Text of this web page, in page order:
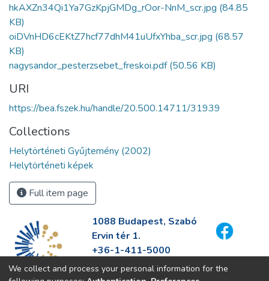
hkAXZn34Qi1Ya7GzKpjGMDg_rOor-NnM_scr.jpg (84.85
KB)
oiDVnHD6cEKtZ7hcf77dhM41uUfxYhba_scr.jpg (68.57
KB)
nagysandor_pesterzsebet_freskoi.pdf(50.56 KB)
URI
https://bea.fszek.hu/handle/20.500.14711/31939
Collections
Helytörténeti Gyűjtemény (2002)
Helytörténeti képek
Full item page
1088 Budapest, Szabó
Ervin tér 1.
+36-1-411-5000
info@fszek.hu
We collect and process your personal information for the